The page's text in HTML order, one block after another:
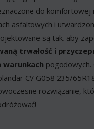
do komfortowej
asfaltowych i
są tak, aby
trwałość i
warunkach pogodowych.
CV G058 235/
rozwiązanie,